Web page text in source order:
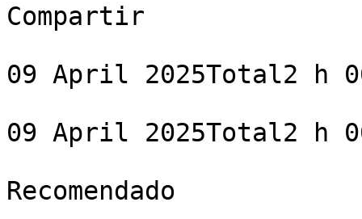
Compartir
09 April 2025Total2 h
09 April 2025Total2 h
Recomendado